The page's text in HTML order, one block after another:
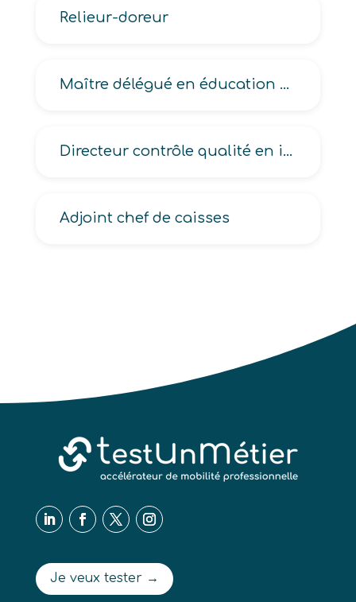
Relieur-doreur
Maître délégué en éducation nationale
Directeur contrôle qualité en industrie, qualité en industrie
Adjoint chef de caisses
Je veux tester →